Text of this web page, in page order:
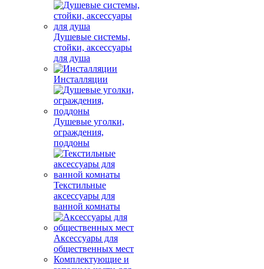
Душевые системы,
стойки, аксессуары
для душа
Инсталляции
Душевые уголки,
ограждения,
поддоны
Текстильные
аксессуары для
ванной комнаты
Аксессуары для
общественных мест
Комплектующие и